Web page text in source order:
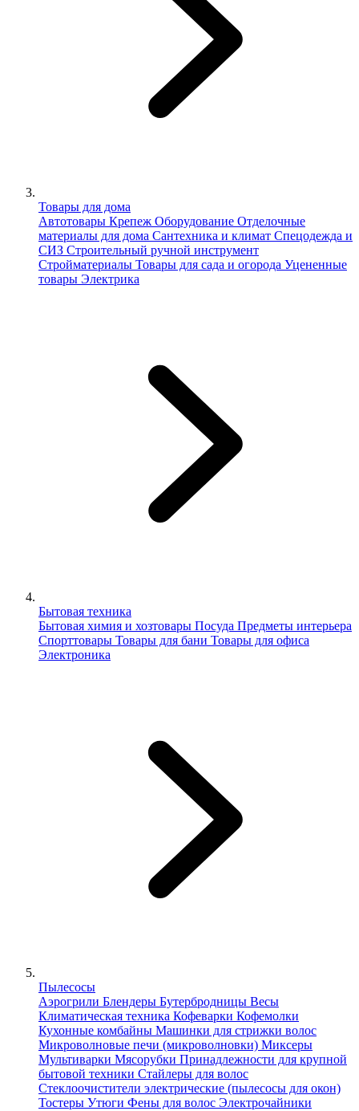
Товары для дома
Автотовары Крепеж Оборудование Отделочные
материалы для дома Сантехника и климат Спецодежда и
СИЗ Строительный ручной инструмент
Стройматериалы Товары для сада и огорода Уцененные
товары Электрика
Бытовая техника
Бытовая химия и хозтовары Посуда Предметы интерьера
Спорттовары Товары для бани Товары для офиса
Электроника
Пылесосы
Аэрогрили Блендеры Бутербродницы Весы
Климатическая техника Кофеварки Кофемолки
Кухонные комбайны Машинки для стрижки волос
Микроволновые печи (микроволновки) Миксеры
Мультиварки Мясорубки Принадлежности для крупной
бытовой техники Стайлеры для волос
Стеклоочистители электрические (пылесосы для окон)
Тостеры Утюги Фены для волос Электрочайники